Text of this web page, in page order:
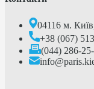
04116 м.
+38 (067)
(044) 286-